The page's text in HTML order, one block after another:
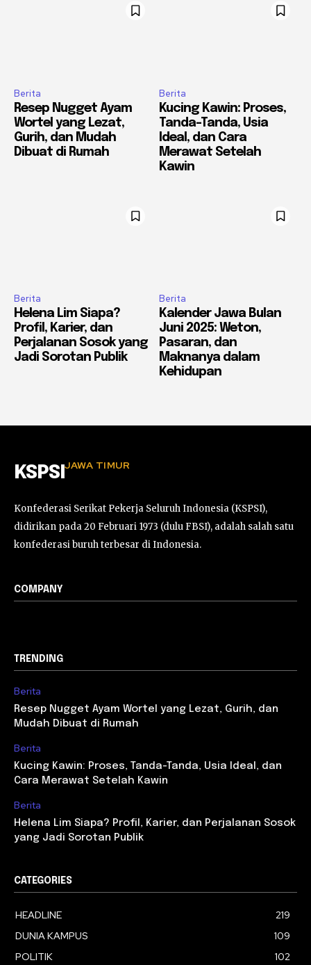
Berita
Resep Nugget Ayam
Wortel yang Lezat,
Gurih, dan Mudah
Dibuat di Rumah
Berita
Kucing Kawin: Proses,
Tanda-Tanda, Usia
Ideal, dan Cara
Merawat Setelah
Kawin
Berita
Helena Lim Siapa?
Profil, Karier, dan
Perjalanan Sosok yang
Jadi Sorotan Publik
Berita
Kalender Jawa Bulan
Juni 2025: Weton,
Pasaran, dan
Maknanya dalam
Kehidupan
KSPSI JAWA TIMUR
Konfederasi Serikat Pekerja Seluruh Indonesia (KSPSI),
didirikan pada 20 Februari 1973 (dulu FBSI), adalah salah satu
konfederasi buruh terbesar di Indonesia.
COMPANY
TRENDING
Berita
Resep Nugget Ayam Wortel yang Lezat, Gurih, dan
Mudah Dibuat di Rumah
Berita
Kucing Kawin: Proses, Tanda-Tanda, Usia Ideal, dan
Cara Merawat Setelah Kawin
Berita
Helena Lim Siapa? Profil, Karier, dan Perjalanan Sosok
yang Jadi Sorotan Publik
CATEGORIES
HEADLINE
219
DUNIA KAMPUS
109
POLITIK
102